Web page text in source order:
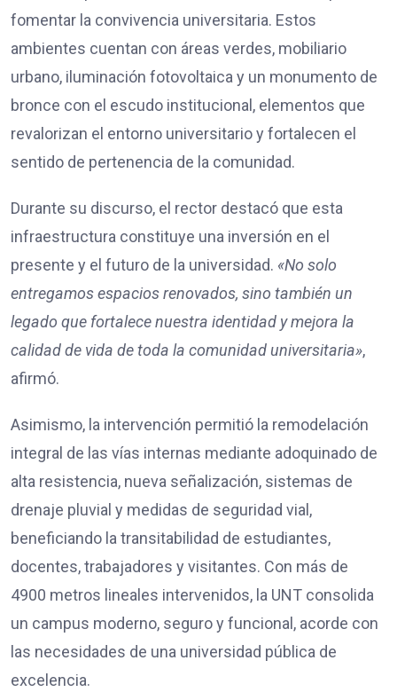
fomentar la convivencia universitaria. Estos
ambientes cuentan con áreas verdes, mobiliario
urbano, iluminación fotovoltaica y un monumento de
bronce con el escudo institucional, elementos que
revalorizan el entorno universitario y fortalecen el
sentido de pertenencia de la comunidad.
Durante su discurso, el rector destacó que esta
infraestructura constituye una inversión en el
presente y el futuro de la universidad. «No solo
entregamos espacios renovados, sino también un
legado que fortalece nuestra identidad y mejora la
calidad de vida de toda la comunidad universitaria»,
afirmó.
Asimismo, la intervención permitió la remodelación
integral de las vías internas mediante adoquinado de
alta resistencia, nueva señalización, sistemas de
drenaje pluvial y medidas de seguridad vial,
beneficiando la transitabilidad de estudiantes,
docentes, trabajadores y visitantes. Con más de
4900 metros lineales intervenidos, la UNT consolida
un campus moderno, seguro y funcional, acorde con
las necesidades de una universidad pública de
excelencia.